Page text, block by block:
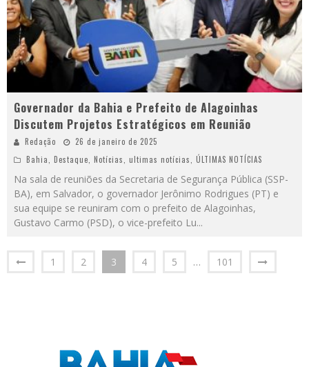
Governador da Bahia e Prefeito de Alagoinhas
Discutem Projetos Estratégicos em Reunião
Redação
26 de janeiro de 2025
Bahia, Destaque, Notícias, ultimas notícias, ÚLTIMAS NOTÍCIAS
Na sala de reuniões da Secretaria de Segurança Pública (SSP-
BA), em Salvador, o governador Jerônimo Rodrigues (PT) e
sua equipe se reuniram com o prefeito de Alagoinhas,
Gustavo Carmo (PSD), o vice-prefeito Lu...
1 2 3 4 5 … 101